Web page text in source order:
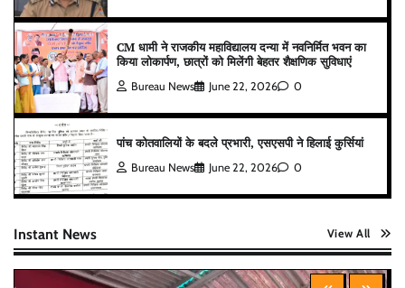
CM धामी ने राजकीय महाविद्यालय दन्या में नवनिर्मित भवन का
किया लोकार्पण, छात्रों को मिलेंगी बेहतर शैक्षणिक सुविधाएं
Bureau News June 22, 2026 0
पांच कोतवालियों के बदले प्रभारी, एसएसपी ने हिलाई कुर्सियां
Bureau News June 22, 2026 0
Instant News View All